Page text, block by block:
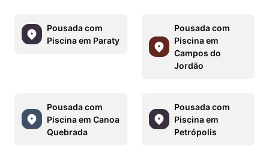
Pousada com
Piscina em Paraty
Pousada com
Piscina em
Campos do
Jordão
Pousada com
Piscina em Canoa
Quebrada
Pousada com
Piscina em
Petrópolis